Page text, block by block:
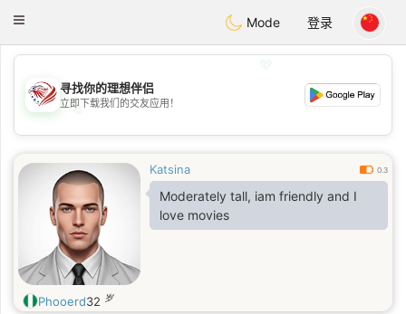
Dating
Toggle
Mode 登录
💖
💕
寻找你的理想伴侣
立即下载我们的交友应用！
Katsina 0.3
Moderately tall, iam friendly and I
love movies
Phooerd32 岁